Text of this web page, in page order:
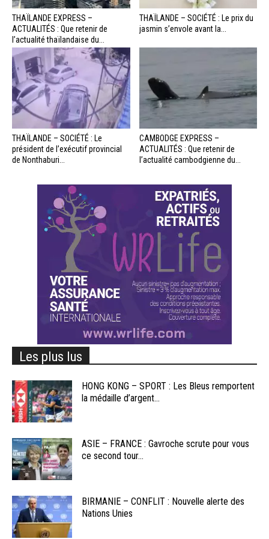
THAÏLANDE EXPRESS –
ACTUALITÉS : Que retenir de
l’actualité thaïlandaise du...
THAÏLANDE – SOCIÉTÉ : Le prix du
jasmin s’envole avant la...
THAÏLANDE – SOCIÉTÉ : Le
président de l’exécutif provincial
de Nonthaburi...
CAMBODGE EXPRESS –
ACTUALITÉS : Que retenir de
l’actualité cambodgienne du...
Les plus lus
HONG KONG – SPORT : Les Bleus remportent
la médaille d’argent...
ASIE – FRANCE : Gavroche scrute pour vous
ce second tour...
BIRMANIE – CONFLIT : Nouvelle alerte des
Nations Unies